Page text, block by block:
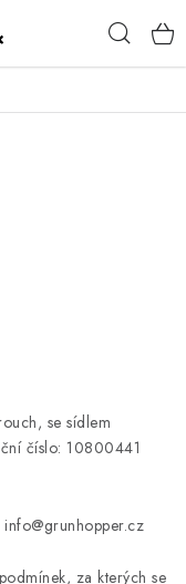
se sídlem
číslo: 10800441
za kterých se